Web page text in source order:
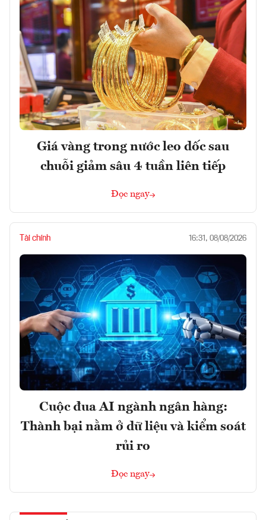
Giá vàng trong nước leo dốc sau
chuỗi giảm sâu 4 tuần liên tiếp
Đọc ngay
Tài chính 16:31, 08/08/2026
Cuộc đua AI ngành ngân hàng:
Thành bại nằm ở dữ liệu và kiểm soát
rủi ro
Đọc ngay